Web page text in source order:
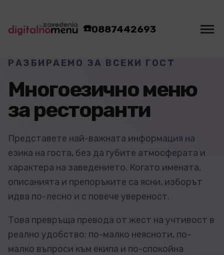
☎️0887442693
РАЗБИРАЕМО ЗА ВСЕКИ ГОСТ
Многоезично меню
за ресторанти
Представете най-важната информация на
езика на госта, без да губите атмосферата и
характера на заведението. Когато имената,
описанията и препоръките са ясни, изборът
идва по-лесно и с повече увереност.
Това превръща превода от жест на учтивост в
реално удобство: по-малко неясноти, по-
малко въпроси към екипа и по-спокойна